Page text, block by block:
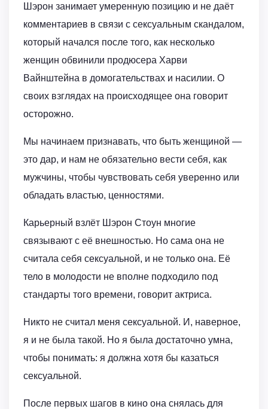
Шэрон занимает умеренную позицию и не даёт
комментариев в связи с сексуальным скандалом,
который начался после того, как несколько
женщин обвинили продюсера Харви
Вайнштейна в домогательствах и насилии. О
своих взглядах на происходящее она говорит
осторожно.
Мы начинаем признавать, что быть женщиной —
это дар, и нам не обязательно вести себя, как
мужчины, чтобы чувствовать себя уверенно или
обладать властью, ценностями.
Карьерный взлёт Шэрон Стоун многие
связывают с её внешностью. Но сама она не
считала себя сексуальной, и не только она. Её
тело в молодости не вполне подходило под
стандарты того времени, говорит актриса.
Никто не считал меня сексуальной. И, наверное,
я и не была такой. Но я была достаточно умна,
чтобы понимать: я должна хотя бы казаться
сексуальной.
После первых шагов в кино она снялась для